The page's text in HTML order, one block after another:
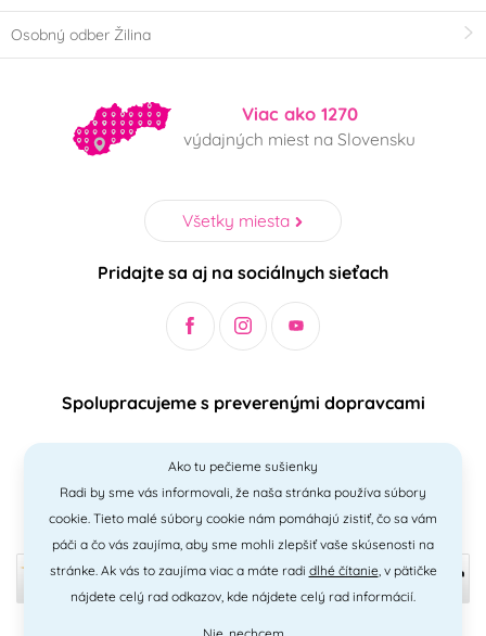
Osobný odber Žilina
Viac ako 1270
výdajných miest na Slovensku
Všetky miesta
Pridajte sa aj na sociálnych sieťach
Spolupracujeme s preverenými dopravcami
Bezpečný a jednoduchý spôsob platieb
Ako tu pečieme sušienky
Radi by sme vás informovali, že naša stránka používa súbory
cookie. Tieto malé súbory cookie nám pomáhajú zistiť, čo sa vám
páči a čo vás zaujíma, aby sme mohli zlepšiť vaše skúsenosti na
stránke. Ak vás to zaujíma viac a máte radi dlhé čítanie, v pätičke
nájdete celý rad odkazov, kde nájdete celý rad informácií.